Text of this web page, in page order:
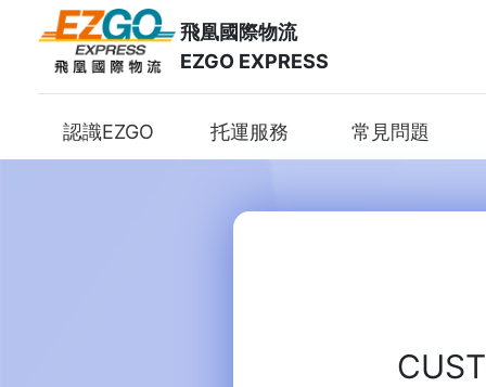
飛凰國際物流
EZGO EXPRESS
認識EZGO 托運服務 常見問題